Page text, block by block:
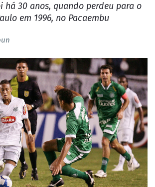
há 30 anos, quando perdeu para o
em 1996, no Pacaembu